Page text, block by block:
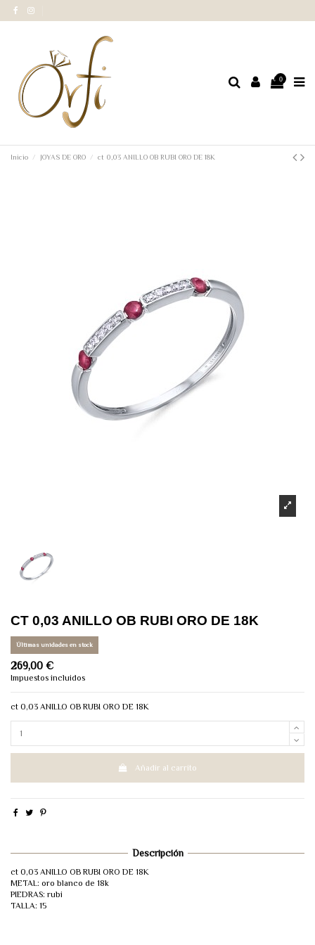
0
Inicio JOYAS DE ORO ct 0,03 ANILLO OB RUBI ORO DE 18K
CT 0,03 ANILLO OB RUBI ORO DE 18K
Últimas unidades en stock
269,00 €
Impuestos incluidos
ct 0,03 ANILLO OB RUBI ORO DE 18K
Añadir al carrito
Descripción
ct 0,03 ANILLO OB RUBI ORO DE 18K
METAL: oro blanco de 18k
PIEDRAS: rubi
TALLA: 15